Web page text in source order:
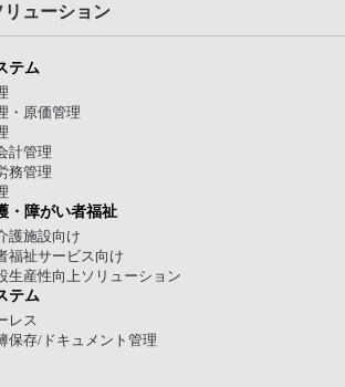
リューション
テム
・原価管理
計管理
務管理
・障がい者福祉
護施設向け
福祉サービス向け
生産性向上ソリューション
テム
レス
保存/ドキュメント管理